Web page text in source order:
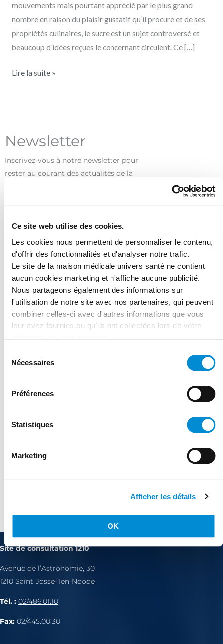
Ce site web utilise des cookies.
Les cookies nous permettent de personnaliser le contenu,
d'offrir des fonctionnalités et d'analyser notre trafic.
Le site de la maison médicale univers santé ne contient
aucun cookies marketing et n'affiche aucune publicité.
Nous partageons également des informations sur
l'utilisation de notre site avec nos partenaires, qui peuvent
combiner celles-ci avec d'autres informations que vous
leur avez fournies ou qu'ils ont collectées lors de votre
Nécessaires
Préférences
Statistiques
Marketing
Afficher les détails
OK
mouvements mais pourtant apprécié par le plus grand
nombre en raison du plaisir gustatif qu’il procure et de ses
propriétés culinaires, le sucre est un sujet controversé et
beaucoup d’idées reçues le concernant circulent. Ce […]
Lire la suite »
Newsletter
Inscrivez-vous à notre newsletter pour
rester au courant des actualités de la
J'ai lu et accepte les termes et les
conditions
Site de consultation 1210
Avenue de l’Astronomie, 30
1210 Saint-Josse-Ten-Noode
Tél. : 02/486.01.10
Fax: 02/445.00.30